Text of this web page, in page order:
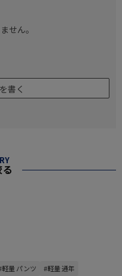
せん。
書く
軽量 パンツ
#軽量 通年